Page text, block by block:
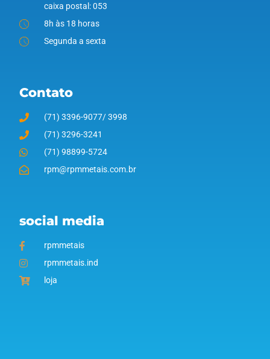
caixa postal: 053
8h às 18 horas
Segunda a sexta
Contato
(71) 3396-9077/ 3998
(71) 3296-3241
(71) 98899-5724
rpm@rpmmetais.com.br
social media
rpmmetais
rpmmetais.ind
loja